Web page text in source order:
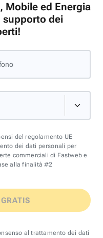
Mobile ed Energia
supporto dei
del regolamento UE
dei dati personali per
commerciali di Fastweb e
alla finalità #2
al trattamento dei dati